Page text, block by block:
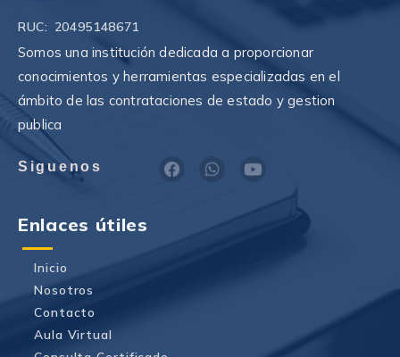
RUC: 20495148671
Somos una institución dedicada a proporcionar
conocimientos y herramientas especializadas en el
ámbito de las contrataciones de estado y gestion
publica
Siguenos F
a
W
h
Y
o
t
Enlaces útiles
Inicio
Nosotros
Contacto
Aula Virtual